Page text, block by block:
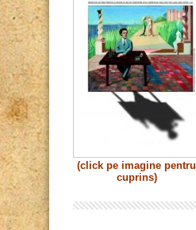
(click pe imagine pentru
cuprins)